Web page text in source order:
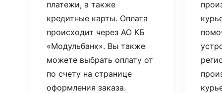
платежи, а также
кредитные карты. Оплата
происходит через АО КБ
«Модульбанк». Вы также
можете выбрать оплату от
по счету на странице
оформления заказа.